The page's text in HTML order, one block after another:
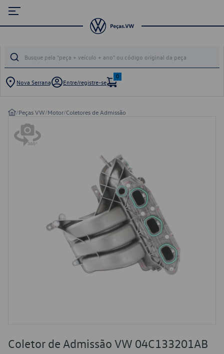
Nova Serrana Entre/registre-se
0
/Peças VW/Motor/Coletores de Admissão
Coletor de Admissão VW 04C133201AB